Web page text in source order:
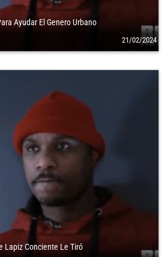
Ayudar El Genero Urbano
21/02/2024
Lapiz Conciente Le Tiró